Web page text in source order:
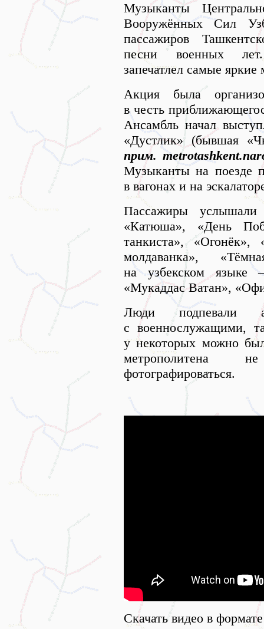
Музыканты
Вооружённых Сил
пассажиров
песни военных лет.
запечатлел самые
Акция была
в честь
Ансамбль начал
«Дустлик» (бывшая
прим.
Музыканты на поезде
в вагонах и на
Пассажиры
«Катюша», «День
танкиста», «Огонёк»,
молдаванка»,
на узбекском языке
«Мукаддас Ватан»,
Люди подпевали
с военнослужащими,
у некоторых можно
метрополитена
фотографироваться.
Скачать видео в